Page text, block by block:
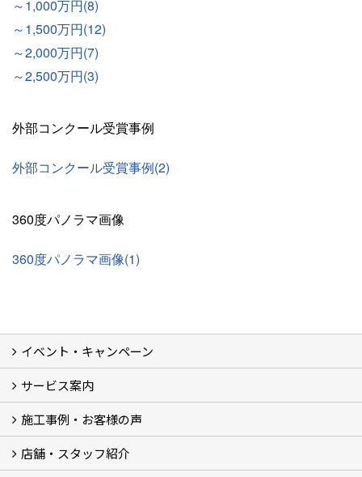
～1,000万円(8)
～1,500万円(12)
～2,000万円(7)
～2,500万円(3)
外部コンクール受賞事例
外部コンクール受賞事例(2)
360度パノラマ画像
360度パノラマ画像(1)
イベント・キャンペーン
最新のイベント・キャンペーン情報
過去のイベント・キャンペーン
サービス案内
リフォームメニュー (17)
マンションリノベ
外壁塗装リフォーム
防音室リフォーム
近鉄不動産のドッグリフォーム by K・DogSpa
住まいの無料点検
リフォームの流れ
リフォーム成功のQ＆A
保証とアフターサービス
私たちが大切にしていること
安心のリフォーム体制
施工担当者の想い
多種多様なニーズに応える提案力
施工事例・お客様の声
施工事例集
ビフォーアフター集
お客様の声
店舗・スタッフ紹介